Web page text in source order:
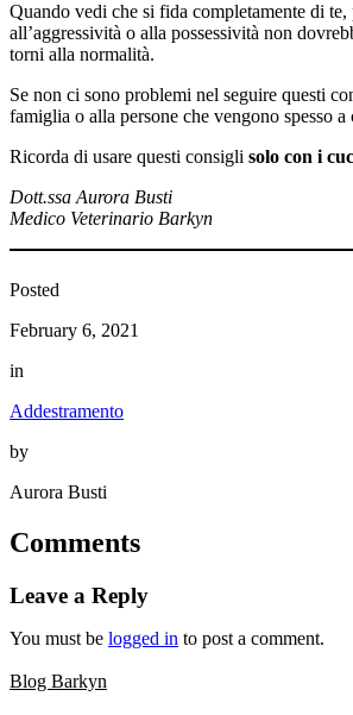
Quando vedi che si fida completamente di
all’aggressività o alla possessività non
torni alla normalità.
Se non ci sono problemi nel seguire questi
famiglia o alla persone che vengono spesso
Ricorda di usare questi consigli solo con i
Dott.ssa Aurora Busti
Medico Veterinario Barkyn
Posted
February 6, 2021
in
Addestramento
by
Aurora Busti
Comments
Leave a Reply
You must be logged in to post a comment.
Blog Barkyn